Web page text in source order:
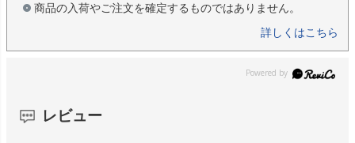
商品の入荷やご注文を確定するものではありません。
詳しくはこちら
レビュー